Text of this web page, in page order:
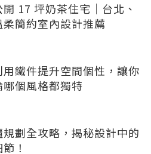
17 坪奶茶住宅｜台北、
簡約室內設計推薦
用鐵件提升空間個性，讓你
哪個風格都獨特
劃全攻略，揭秘設計中的
！